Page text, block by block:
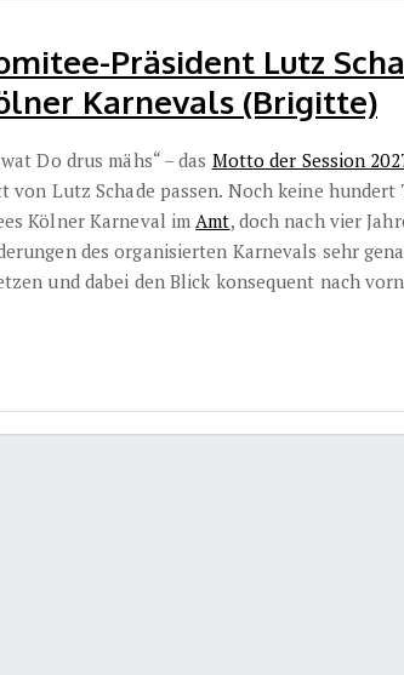
Präsident Lutz
Karnevals (Brigitte)
Do drus mähs“ – das Motto der Session
von Lutz Schade passen. Noch keine hundert
Kölner Karneval im Amt, doch nach vier
des organisierten Karnevals sehr
und dabei den Blick konsequent nach